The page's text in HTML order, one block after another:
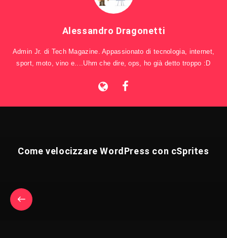
Alessandro Dragonetti
Admin Jr. di Tech Magazine. Appassionato di tecnologia, internet,
sport, moto, vino e....Uhm che dire, ops, ho già detto troppo :D
Come velocizzare WordPress con cSprites